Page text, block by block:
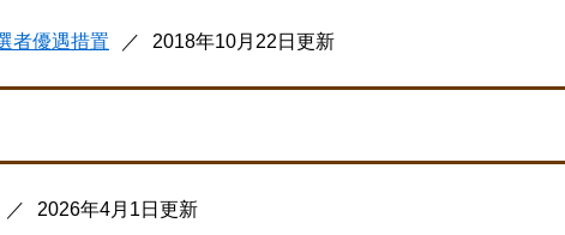
者優遇措置 2018年10月22日更新
2026年4月1日更新